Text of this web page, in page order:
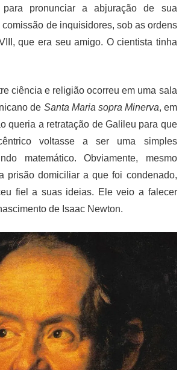
pronunciar a abjuração de sua
de inquisidores, sob as ordens
que era seu amigo. O cientista tinha
ciência e religião ocorreu em uma sala
de Santa Maria sopra Minerva, em
queria a retratação de Galileu para que
voltasse a ser uma simples
matemático. Obviamente, mesmo
prisão domiciliar a que foi condenado,
fiel a suas ideias. Ele veio a falecer
de Isaac Newton.